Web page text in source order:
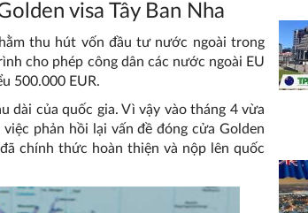
visa Tây Ban Nha
thu hút vốn đầu tư nước ngoài trong
cho phép công dân các nước ngoài EU
500.000 EUR.
dài của quốc gia. Vì vậy vào tháng 4 vừa
phản hồi lại vấn đề đóng cửa Golden
chính thức hoàn thiện và nộp lên quốc